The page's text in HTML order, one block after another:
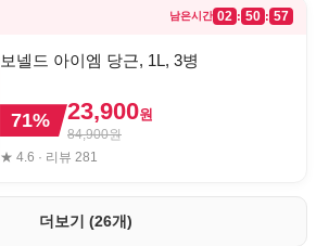
남은시간 02 : 50 : 57
보넬드 아이엠 당근, 1L, 3병
71% 23,900원
84,900원
★ 4.6 · 리뷰 281
더보기 (26개)